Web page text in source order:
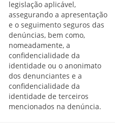
legislação aplicável,
assegurando a apresentação
e o seguimento seguros das
denúncias, bem como,
nomeadamente, a
confidencialidade da
identidade ou o anonimato
dos denunciantes e a
confidencialidade da
identidade de terceiros
mencionados na denúncia.